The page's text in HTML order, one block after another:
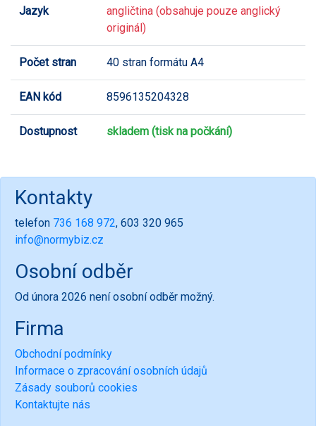
Jazyk
angličtina (obsahuje pouze anglický
originál)
Počet stran 40 stran formátu A4
EAN kód 8596135204328
Dostupnost skladem (tisk na počkání)
Kontakty
telefon 736 168 972, 603 320 965
info@normybiz.cz
Osobní odběr
Od února 2026 není osobní odběr možný.
Firma
Obchodní podmínky
Informace o zpracování osobních údajů
Zásady souborů cookies
Kontaktujte nás